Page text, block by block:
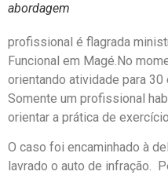
abordagem
profissional é flagrada
Funcional em Magé.No
orientando atividade para
Somente um profissional
orientar a prática de
O caso foi encaminhado à
lavrado o auto de infração.